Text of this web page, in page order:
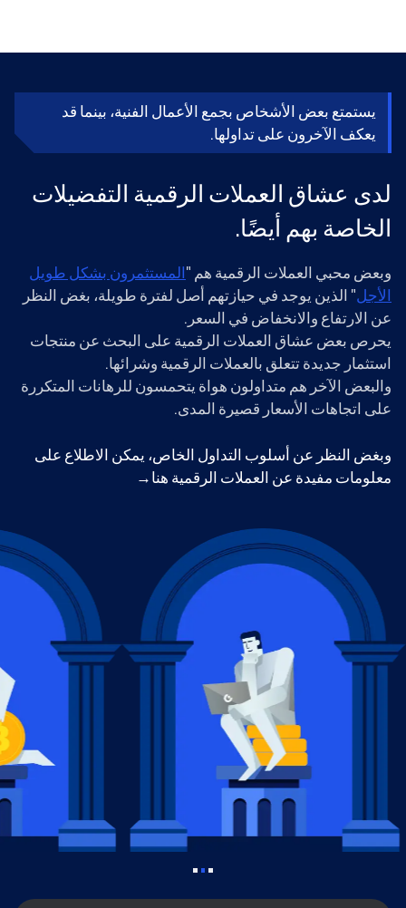
يستمتع بعض الأشخاص بجمع الأعمال الفنية، بينما قد
يعكف الآخرون على تداولها.
لدى عشاق العملات الرقمية التفضيلات
الخاصة بهم أيضًا.
وبعض محبي العملات الرقمية هم "المستثمرون بشكل طويل
الأجل" الذين يوجد في حيازتهم أصل لفترة طويلة، بغض النظر
عن الارتفاع والانخفاض في السعر.
يحرص بعض عشاق العملات الرقمية على البحث عن منتجات
استثمار جديدة تتعلق بالعملات الرقمية وشرائها.
والبعض الآخر هم متداولون هواة يتحمسون للرهانات المتكررة
على اتجاهات الأسعار قصيرة المدى.
وبغض النظر عن أسلوب التداول الخاص، يمكن الاطلاع على
معلومات مفيدة عن العملات الرقمية هنا→